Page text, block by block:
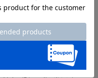
す。紫外線の影響で褪色（元の色
る場所での保管や放置でも褪色す